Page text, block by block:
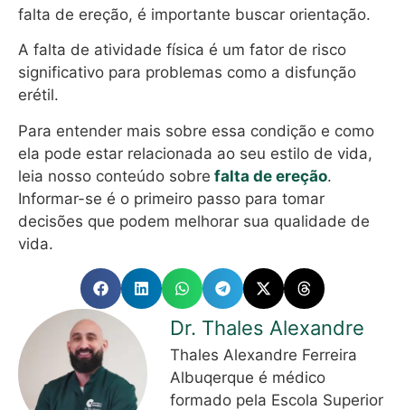
falta de ereção, é importante buscar orientação.
A falta de atividade física é um fator de risco
significativo para problemas como a disfunção
erétil.
Para entender mais sobre essa condição e como
ela pode estar relacionada ao seu estilo de vida,
leia nosso conteúdo sobre falta de ereção.
Informar-se é o primeiro passo para tomar
decisões que podem melhorar sua qualidade de
vida.
Dr. Thales Alexandre
Thales Alexandre Ferreira
Albuqerque é médico
formado pela Escola Superior